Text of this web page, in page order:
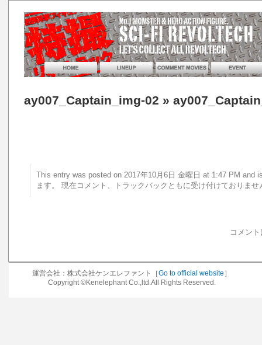
ay007_Captain_img-02 »
This entry was posted on 2017年10月6日 金曜日 at 1:47 PM
ます。 現在コメント、トラックバックともに受け付けておりませ
コメン
運営会社：株式会社ケンエレファント［Go to official website ］
Copyright ©Kenelephant Co.,ltd.All Rights Reserved.